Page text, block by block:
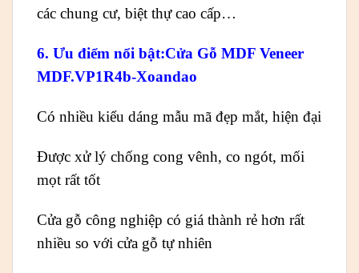
các chung cư, biệt thự cao cấp…
6. Ưu điểm nổi bật:Cửa Gỗ MDF Veneer
MDF.VP1R4b-Xoandao
Có nhiều kiểu dáng mẫu mã đẹp mắt, hiện đại
Được xử lý chống cong vênh, co ngót, mối
mọt rất tốt
Cửa gỗ công nghiệp có giá thành rẻ hơn rất
nhiều so với cửa gỗ tự nhiên